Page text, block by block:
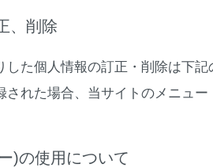
、削除
した個人情報の訂正・削除は下記
された場合、当サイトのメニュ
)の使用について